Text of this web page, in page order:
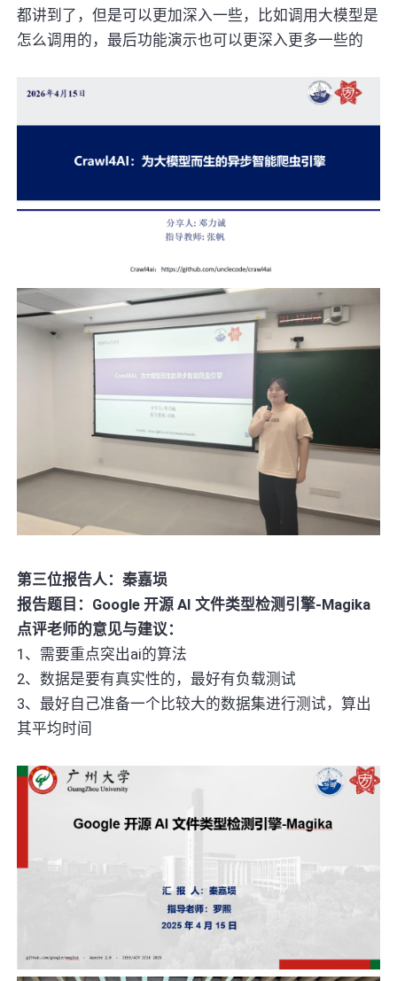
都讲到了，但是可以更加深入一些，比如调用大模型是
怎么调用的，最后功能演示也可以更深入更多一些的
第三位报告人：秦嘉埙
报告题目：Google 开源 AI 文件类型检测引擎-Magika
点评老师的意见与建议：
1、需要重点突出ai的算法
2、数据是要有真实性的，最好有负载测试
3、最好自己准备一个比较大的数据集进行测试，算出
其平均时间